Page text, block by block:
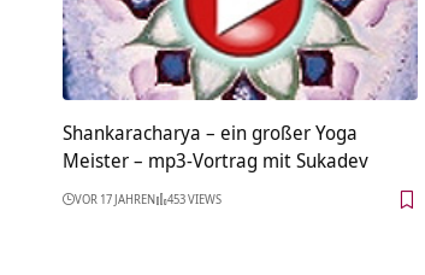
Shankaracharya – ein großer Yoga
Meister – mp3-Vortrag mit Sukadev
VOR 17 JAHREN 453 VIEWS